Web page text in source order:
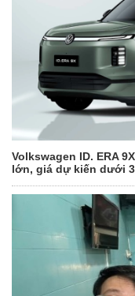
Volkswagen ID. ERA
lớn, giá dự kiến dưới